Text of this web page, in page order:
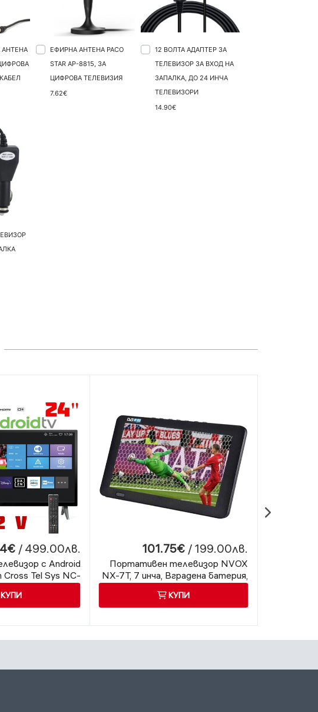
EФИРНА АНТЕНА PACO
STAR AP-8815, ЗА
ЦИФРОВА ТЕЛЕВИЗИЯ
7.62€
12 ВОЛТА АДАПТЕР ЗА
ТЕЛЕВИЗОР ЗА ВХОД НА
ЗАПАЛКА, ДО 24 ИНЧА
ТЕЛЕВИЗОРИ
14.90€
/ 499.00лв.
с Android
Cross Tel Sys NC-
LX2, 24 инча, 12
КУПИ
101.75€ / 199.00лв.
Портативен телевизор NVOX
NX-7T, 7 инча, Вградена батерия,
DVB-T2, USB
КУПИ